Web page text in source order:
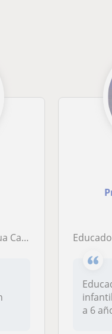
Educadora en educación infantil da clases a niños de 3 a
a 6